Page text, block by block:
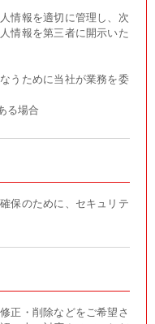
情報を適切に管理し、次
情報を第三者に開示いた
うために当社が業務を委
る場合
保のために、セキュリテ
正・削除などをご希望さ